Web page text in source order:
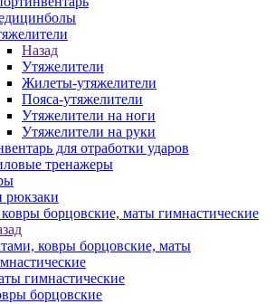
Назад
Утяжелители
Жилеты-утяжелители
Пояса-утяжелители
Утяжелители на ноги
Утяжелители на руки
для отработки ударов
тренажеры
рюкзаки
борцовские, маты гимнастические
ковры борцовские, маты
гимнастические
борцовские